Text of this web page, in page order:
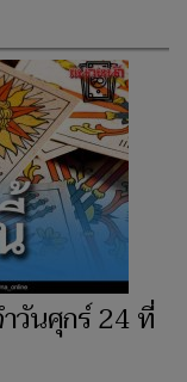
วันศุกร์ 24 ที่